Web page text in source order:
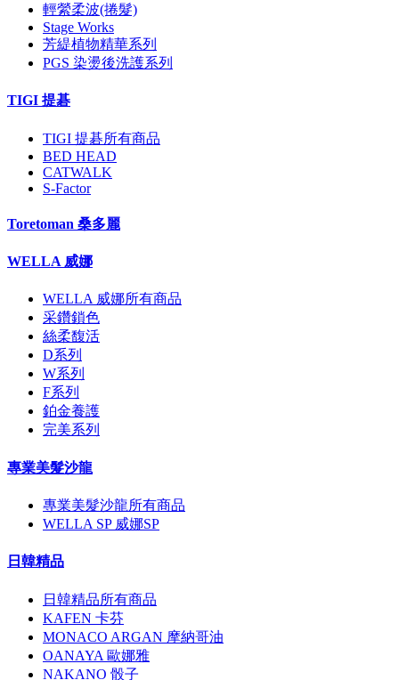
輕縈柔波(捲髮)
Stage Works
芳緹植物精華系列
PGS 染燙後洗護系列
TIGI 提碁
TIGI 提碁所有商品
BED HEAD
CATWALK
S-Factor
Toretoman 桑多麗
WELLA 威娜
WELLA 威娜所有商品
采鑽鎖色
絲柔馥活
D系列
W系列
F系列
鉑金養護
完美系列
專業美髮沙龍
專業美髮沙龍所有商品
WELLA SP 威娜SP
日韓精品
日韓精品所有商品
KAFEN 卡芬
MONACO ARGAN 摩納哥油
OANAYA 歐娜雅
NAKANO 骰子